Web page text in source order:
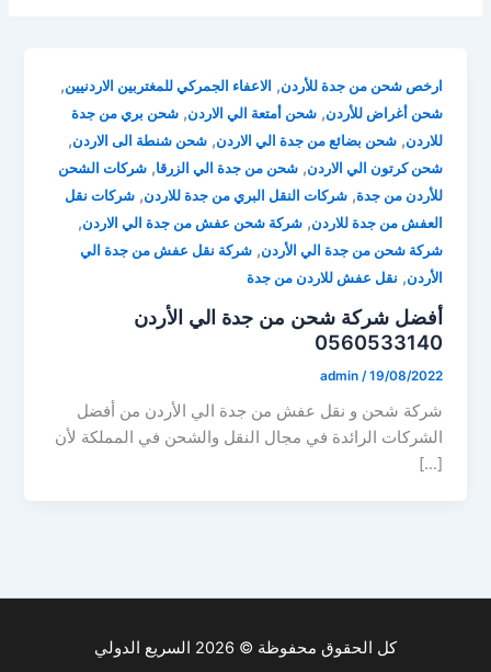
ارخص شحن من جدة للأردن, الاعفاء الجمركي للمغتربين الاردنيين,
شحن أغراض للأردن,شحن أمتعة الي الاردن,شحن بري من جدة
للاردن,شحن بضائع من جدة الي الاردن,شحن شنطة الى الاردن,
شحن كرتون الي الاردن,شحن من جدة الي الزرقا,شركات الشحن
للأردن من جدة,شركات النقل البري من جدة للاردن,شركات نقل
العفش من جدة للاردن,شركة شحن عفش من جدة الي الاردن,
شركة شحن من جدة الي الأردن,شركة نقل عفش من جدة الي
الأردن, نقل عفش للاردن من جدة
أفضل شركة شحن من جدة الي الأردن
0560533140
admin /19/08/2022
شركة شحن و نقل عفش من جدة الي الأردن من أفضل
الشركات الرائدة في مجال النقل والشحن في المملكة لأن
[…]
كل الحقوق محفوظة © 2026 السريع الدولي